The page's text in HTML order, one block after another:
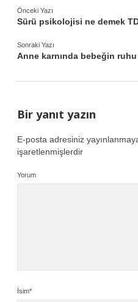
Önceki Yazı
Sürü psikolojisi ne demek
Sonraki Yazı
Anne karnında bebeğin
Bir yanıt yazın
E-posta adresiniz
işaretlenmişlerdir
Yorum
İsim*